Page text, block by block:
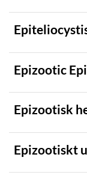
SJUKDOMSTYP
Epizootic
Epizootisk
Epizootiskt